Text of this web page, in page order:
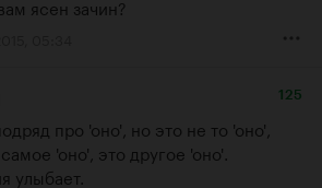
ясен зачин?
125
про 'оно', но это не то 'оно',
'оно', это другое 'оно'.
улыбает.